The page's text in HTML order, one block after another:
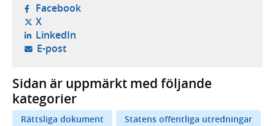
Facebook- öppnas i ny flik, extern webbplats,
X- öppnas i ny flik, extern webbplats,
LinkedIn- öppnas i ny flik, extern webbplats,
E-post- öppnar din e-postklient,
Sidan är uppmärkt med följande
kategorier
Rättsliga dokument
Statens offentliga utredningar